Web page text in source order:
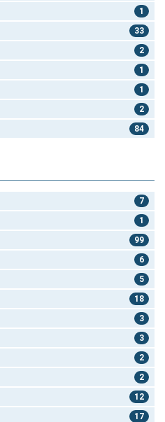
1
33
2
1
1
2
84
7
1
99
6
5
18
3
3
2
2
12
17